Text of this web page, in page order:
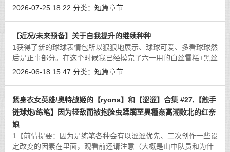
感谢！感兴趣的话可以去他主页/b站看看！
2026-07-25 18:22 分类： 短篇章节
【近况/未来预备】关于自我提升的继续种种
1获得了新的球球表情包所以狠狠地展示、球球可爱、多看球球然
后是正事部分。在这个时候我已经摸完了六一用的白丝雪糕+黑丝
巧克力的足交10000字和纯爱涩涩的5000字，不过问题不是这
2026-06-18 15:47 分类： 短篇章节
紧身衣女英雄/奥特战姬的【ryona】和【涩涩】合集 #27,【触手
链球炮/练笔】因为轻敌而被抱脸虫蹂躏至異種姦高潮败北的红奈
娘
1【前情提要：因为是练笔各种会有以涩涩优先、二次创作一些设
定改变的因素在里面，观看前还请注意（大概是山中队员和为什